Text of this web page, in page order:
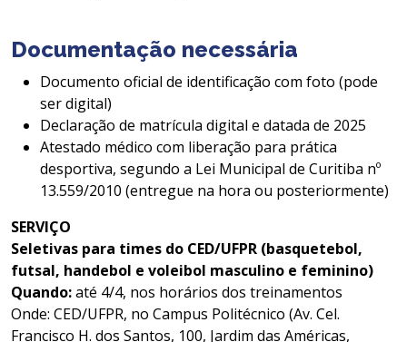
Documentação necessária
Documento oficial de identificação com foto (pode
ser digital)
Declaração de matrícula digital e datada de 2025
Atestado médico com liberação para prática
desportiva, segundo a Lei Municipal de Curitiba nº
13.559/2010 (entregue na hora ou posteriormente)
SERVIÇO
Seletivas para times do CED/UFPR (basquetebol,
futsal, handebol e voleibol masculino e feminino)
Quando:até 4/4, nos horários dos treinamentos
Onde: CED/UFPR, no Campus Politécnico (Av. Cel.
Francisco H. dos Santos, 100, Jardim das Américas,